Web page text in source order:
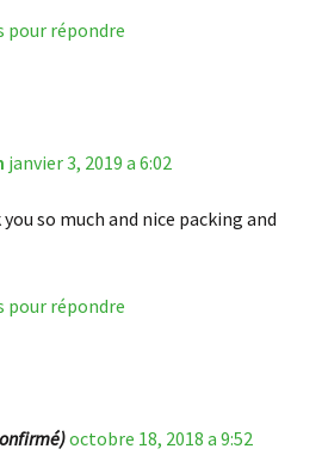
pour répondre
janvier 3, 2019 a 6:02
so much and nice packing and
pour répondre
octobre 18, 2018 a 9:52